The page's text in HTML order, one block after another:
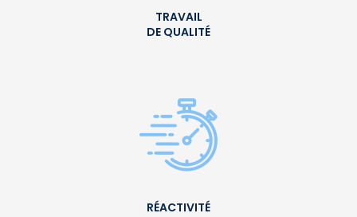
TRAVAIL
DE QUALITÉ
RÉACTIVITÉ